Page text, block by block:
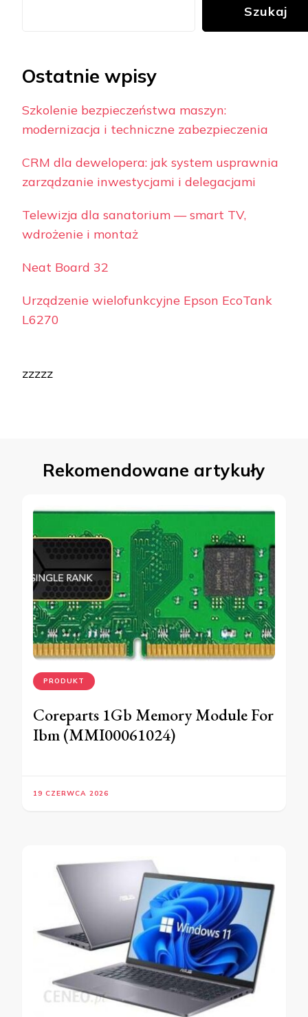
Szukaj
Ostatnie wpisy
Szkolenie bezpieczeństwa maszyn:
modernizacja i techniczne zabezpieczenia
CRM dla dewelopera: jak system usprawnia
zarządzanie inwestycjami i delegacjami
Telewizja dla sanatorium — smart TV,
wdrożenie i montaż
Neat Board 32
Urządzenie wielofunkcyjne Epson EcoTank
L6270
zzzzz
Rekomendowane artykuły
PRODUKT
Coreparts 1Gb Memory Module For
Ibm (MMI00061024)
19 CZERWCA 2026